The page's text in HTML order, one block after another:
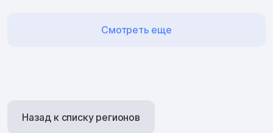
Смотреть еще
Назад к списку регионов